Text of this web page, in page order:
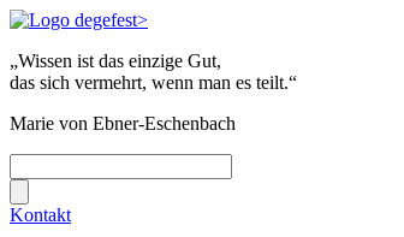
„Wissen ist das einzige Gut,
das sich vermehrt, wenn man es teilt.“
Marie von Ebner-Eschenbach
Kontakt